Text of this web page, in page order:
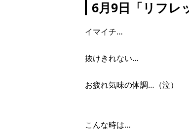
6月9日「リフレ
イマイチ…
抜けきれない…
お疲れ気味の体調…（泣）
こんな時は…